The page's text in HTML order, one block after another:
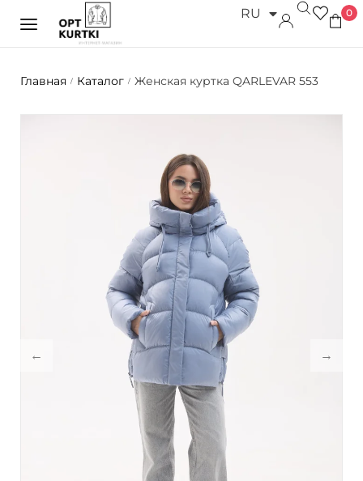
RU
UK 0
Главная / Каталог / Женская куртка QARLEVAR 553